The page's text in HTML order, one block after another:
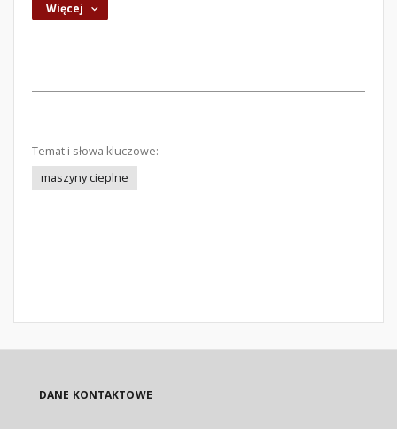
Więcej
Temat i słowa kluczowe:
maszyny cieplne
DANE KONTAKTOWE